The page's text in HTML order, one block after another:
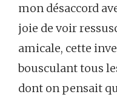
mon désaccord
joie de voir
amicale, cette
bousculant tous
dont on pensait